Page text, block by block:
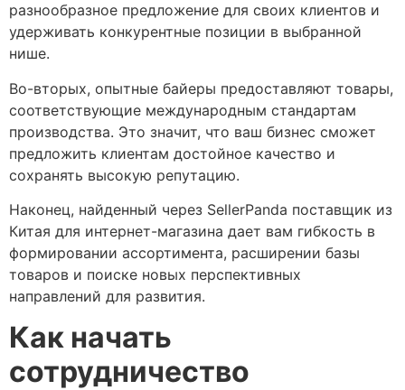
разнообразное предложение для своих клиентов и
удерживать конкурентные позиции в выбранной
нише.
Во-вторых, опытные байеры предоставляют товары,
соответствующие международным стандартам
производства. Это значит, что ваш бизнес сможет
предложить клиентам достойное качество и
сохранять высокую репутацию.
Наконец, найденный через SellerPanda поставщик из
Китая для интернет-магазина дает вам гибкость в
формировании ассортимента, расширении базы
товаров и поиске новых перспективных
направлений для развития.
Как начать
сотрудничество